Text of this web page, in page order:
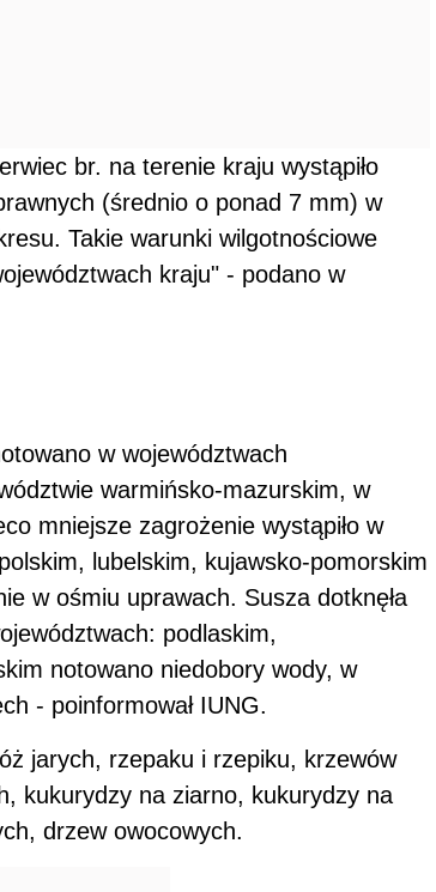
br. na terenie kraju wystąpiło
(średnio o ponad 7 mm) w
Takie warunki wilgotnościowe
kraju" - podano w
w województwach
warmińsko-mazurskim, w
mniejsze zagrożenie wystąpiło w
lubelskim, kujawsko-pomorskim
w ośmiu uprawach. Susza dotknęła
podlaskim,
notowano niedobory wody, w
- poinformował IUNG.
jarych, rzepaku i rzepiku, krzewów
kukurydzy na ziarno, kukurydzy na
drzew owocowych.